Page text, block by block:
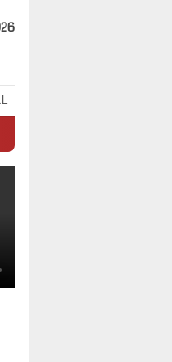
Lalu Lintas di Jalan